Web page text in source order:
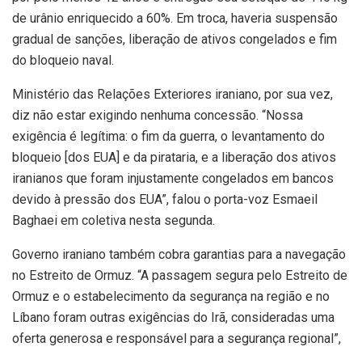
de urânio enriquecido a 60%. Em troca, haveria suspensão
gradual de sanções, liberação de ativos congelados e fim
do bloqueio naval.
Ministério das Relações Exteriores iraniano, por sua vez,
diz não estar exigindo nenhuma concessão. “Nossa
exigência é legítima: o fim da guerra, o levantamento do
bloqueio [dos EUA] e da pirataria, e a liberação dos ativos
iranianos que foram injustamente congelados em bancos
devido à pressão dos EUA”, falou o porta-voz Esmaeil
Baghaei em coletiva nesta segunda.
Governo iraniano também cobra garantias para a navegação
no Estreito de Ormuz. “A passagem segura pelo Estreito de
Ormuz e o estabelecimento da segurança na região e no
Líbano foram outras exigências do Irã, consideradas uma
oferta generosa e responsável para a segurança regional”,